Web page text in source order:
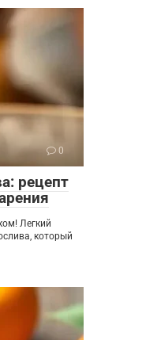
0
рецепт
Легкий
который